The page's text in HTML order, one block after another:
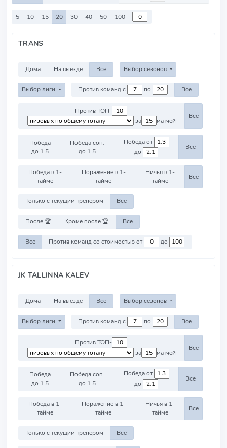
5 10 15 20 30 40 50 100
TRANS
Дома На выезде Все Выбор сезонов
Выбор лиги Против команд с по Все
Против ТОП-
за
матчей
Все
Победа
до 1.5
Победа соп.
до 1.5
Победа от
до
Все
Победа в 1-
тайме
Поражение в 1-
тайме
Ничья в 1-
тайме
Все
Только с текущим тренером Все
После 🏆 Кроме после 🏆 Все
Все Против команд со стоимостью от до
JK TALLINNA KALEV
Дома На выезде Все Выбор сезонов
Выбор лиги Против команд с по Все
Против ТОП-
за
матчей
Все
Победа
до 1.5
Победа соп.
до 1.5
Победа от
до
Все
Победа в 1-
тайме
Поражение в 1-
тайме
Ничья в 1-
тайме
Все
Только с текущим тренером Все